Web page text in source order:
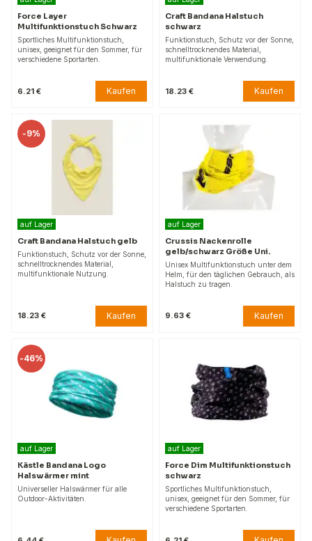
Force Layer
Multifunktionstuch Schwarz
Sportliches Multifunktionstuch,
unisex, geeignet für den Sommer, für
verschiedene Sportarten.
6.21 € Kaufen
Craft Bandana Halstuch
schwarz
Funktionstuch, Schutz vor der Sonne,
schnelltrocknendes Material,
multifunktionale Verwendung.
18.23 € Kaufen
-9%
auf Lager
Craft Bandana Halstuch gelb
Funktionstuch, Schutz vor der Sonne,
schnelltrocknendes Material,
multifunktionale Nutzung.
18.23 € Kaufen
auf Lager
Crussis Nackenrolle
gelb/schwarz Größe Uni.
Unisex Multifunktionstuch unter dem
Helm, für den täglichen Gebrauch, als
Halstuch zu tragen.
9.63 € Kaufen
-46%
auf Lager
Kästle Bandana Logo
Halswärmer mint
Universeller Halswärmer für alle
Outdoor-Aktivitäten.
auf Lager
Force Dim Multifunktionstuch
schwarz
Sportliches Multifunktionstuch,
unisex, geeignet für den Sommer, für
verschiedene Sportarten.